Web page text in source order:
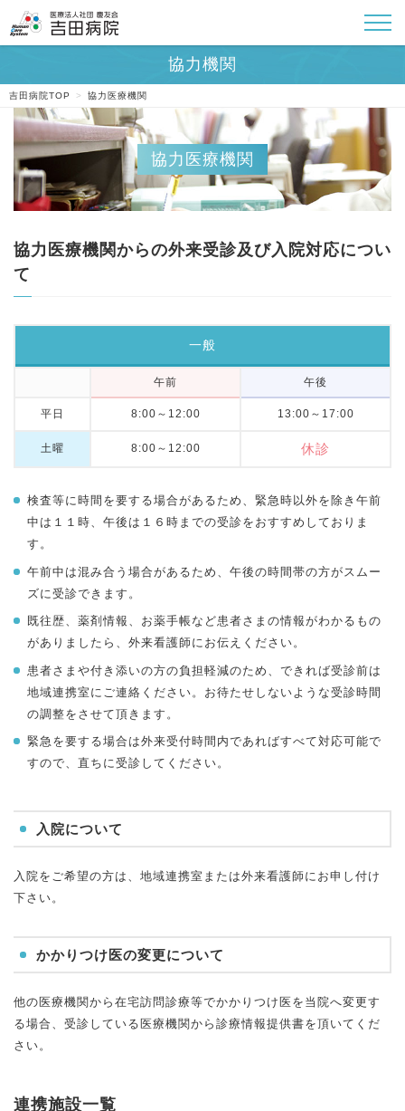
吉田病院TOP > 協力医療機関
協力医療機関からの外来受診及び入院対応につい
て
一般
午前 午後
平日 8:00～12:00 13:00～17:00
土曜 8:00～12:00 休診
検査等に時間を要する場合があるため、緊急時以外を除き午前
中は１１時、午後は１６時までの受診をおすすめしておりま
す。
午前中は混み合う場合があるため、午後の時間帯の方がスムー
ズに受診できます。
既往歴、薬剤情報、お薬手帳など患者さまの情報がわかるもの
がありましたら、外来看護師にお伝えください。
患者さまや付き添いの方の負担軽減のため、できれば受診前は
地域連携室にご連絡ください。お待たせしないような受診時間
の調整をさせて頂きます。
緊急を要する場合は外来受付時間内であればすべて対応可能で
すので、直ちに受診してください。
入院について
入院をご希望の方は、地域連携室または外来看護師にお申し付け
下さい。
かかりつけ医の変更について
他の医療機関から在宅訪問診療等でかかりつけ医を当院へ変更す
る場合、受診している医療機関から診療情報提供書を頂いてくだ
さい。
連携施設一覧